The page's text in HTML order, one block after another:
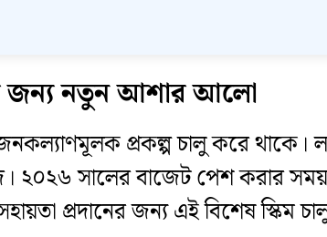
জন্য নতুন আশার আলো
প্রকল্প চালু করে থাকে।
সালের বাজেট পেশ করার সময়
প্রদানের জন্য এই বিশেষ স্কিম